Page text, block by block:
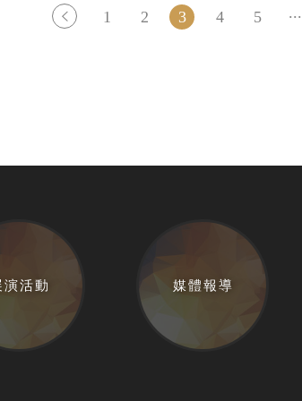
1 2 3 4 5 ...
演活動 媒體報導